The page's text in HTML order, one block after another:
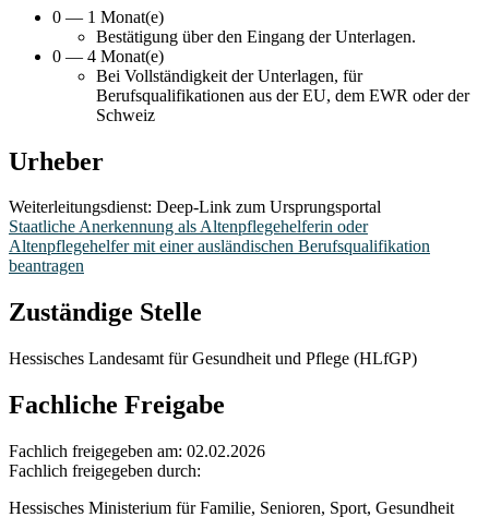
0 — 1 Monat(e)
Bestätigung über den Eingang der Unterlagen.
0 — 4 Monat(e)
Bei Vollständigkeit der Unterlagen, für
Berufsqualifikationen aus der EU, dem EWR oder der
Schweiz
Urheber
Weiterleitungsdienst: Deep-Link zum Ursprungsportal
Staatliche Anerkennung als Altenpflegehelferin oder
Altenpflegehelfer mit einer ausländischen Berufsqualifikation
beantragen
Zuständige Stelle
Hessisches Landesamt für Gesundheit und Pflege (HLfGP)
Fachliche Freigabe
Fachlich freigegeben am: 02.02.2026
Fachlich freigegeben durch:
Hessisches Ministerium für Familie, Senioren, Sport, Gesundheit